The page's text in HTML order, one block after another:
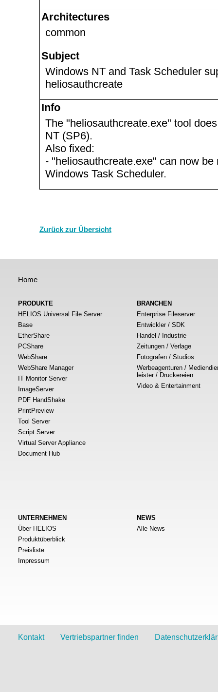
Architectures
common
Subject
Windows NT and Task Scheduler
heliosauthcreate
Info
The "heliosauthcreate.exe" tool
NT (SP6).
Also fixed:
- "heliosauthcreate.exe" can now
Windows Task Scheduler.
Zurück zur Übersicht
Home
PRODUKTE
HELIOS Universal File Server
Base
EtherShare
PCShare
WebShare
WebShare Manager
IT Monitor Server
ImageServer
PDF HandShake
PrintPreview
Tool Server
Script Server
Virtual Server Appliance
Document Hub
BRANCHEN
Enterprise Fileserver
Entwickler / SDK
Handel / Industrie
Zeitungen / Verlage
Fotografen / Studios
Werbeagenturen /
leister / Druckereien
Video & Entertainment
UNTERNEHMEN
Über HELIOS
Produktüberblick
Preisliste
Impressum
NEWS
Alle News
Kontakt Vertriebspartner finden